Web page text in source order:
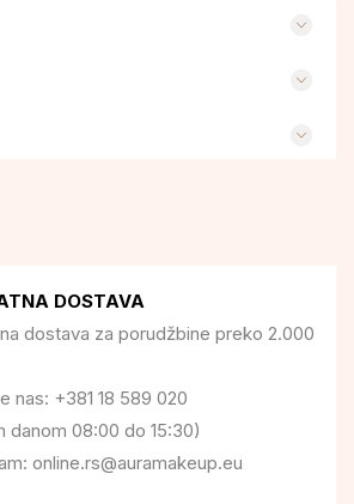
DOSTAVA
dostava za porudžbine preko 2.000
nas: +381 18 589 020
danom 08:00 do 15:30)
online.rs@auramakeup.eu